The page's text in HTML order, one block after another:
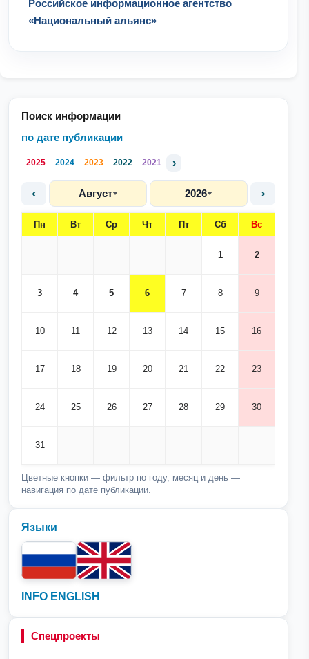
Поиск информации
по дате публикации
2025 2024 2023 2022 2021 ›
‹ Август 2026 ›
Пн Вт Ср Чт Пт Сб Вс
1 2
3 4 5 6 7 8 9
10 11 12 13 14 15 16
17 18 19 20 21 22 23
24 25 26 27 28 29 30
31
Цветные кнопки — фильтр по году, месяц и день —
навигация по дате публикации.
Языки
INFO ENGLISH
Спецпроекты
Российское информационное агентство
«Национальный альянс»